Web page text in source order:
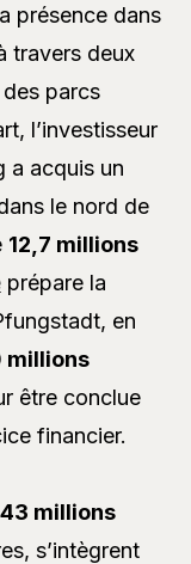
présence dans
travers deux
parcs
l’investisseur
a acquis un
le nord de
12,7 millions
prépare la
en
millions
être conclue
financier.
43 millions
s’intègrent